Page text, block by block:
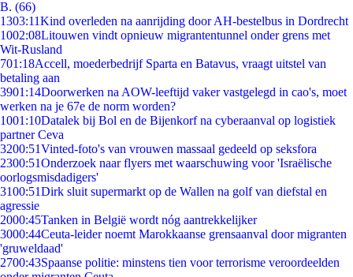
B. (66)
1303:11Kind overleden na aanrijding door AH-bestelbus in Dordrecht
1002:08Litouwen vindt opnieuw migrantentunnel onder grens met
Wit-Rusland
701:18Accell, moederbedrijf Sparta en Batavus, vraagt uitstel van
betaling aan
3901:14Doorwerken na AOW-leeftijd vaker vastgelegd in cao's, moet
werken na je 67e de norm worden?
1001:10Datalek bij Bol en de Bijenkorf na cyberaanval op logistiek
partner Ceva
3200:51Vinted-foto's van vrouwen massaal gedeeld op seksfora
2300:51Onderzoek naar flyers met waarschuwing voor 'Israëlische
oorlogsmisdadigers'
3100:51Dirk sluit supermarkt op de Wallen na golf van diefstal en
agressie
2000:45Tanken in België wordt nóg aantrekkelijker
3000:44Ceuta-leider noemt Marokkaanse grensaanval door migranten
'gruweldaad'
2700:43Spaanse politie: minstens tien voor terrorisme veroordeelden